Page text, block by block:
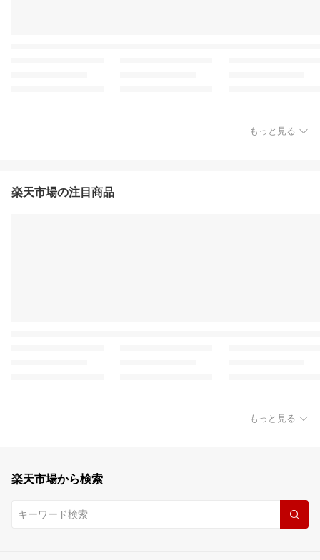
もっと見る
楽天市場の注目商品
もっと見る
楽天市場から検索